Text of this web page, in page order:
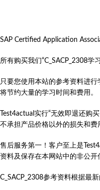
SAP Certified Application
所有购买我们“C_SACP_2308
只要您使用本站的参考资料进
将节约大量的学习时间和费用。
Test4actual实行“无效即退还购
不承担产品价格以外的损失和费
售后服务第一！客户至上是
资料及保存在本网站中的非公开
C_SACP_2308参考资料根据最